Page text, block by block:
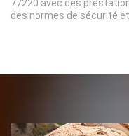
77220 avec des
des normes de sécurité et